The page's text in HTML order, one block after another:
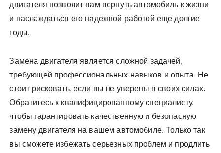
двигателя позволит вам вернуть автомобиль к жизни
и наслаждаться его надежной работой еще долгие
годы.
Замена двигателя является сложной задачей,
требующей профессиональных навыков и опыта. Не
стоит рисковать, если вы не уверены в своих силах.
Обратитесь к квалифицированному специалисту,
чтобы гарантировать качественную и безопасную
замену двигателя на вашем автомобиле. Только так
вы сможете избежать серьезных проблем и продлить